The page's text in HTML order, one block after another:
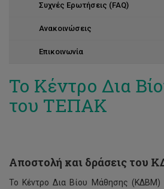
Συχνές Ερωτήσεις (FAQ)
Ανακοινώσεις
Επικοινωνία
Το Κέντρο Δια
του ΤΕΠΑΚ
Αποστολή και δράσεις του
Το Κέντρο Δια Βίου Μάθησης (ΚΔΒΜ)